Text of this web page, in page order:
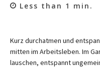
Less than 1 min.
Kurz durchatmen und
mitten im Arbeitsleben. Im
lauschen, entspannt